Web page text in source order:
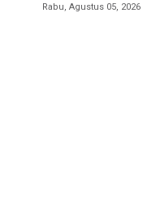
Rabu, Agustus 05, 2026